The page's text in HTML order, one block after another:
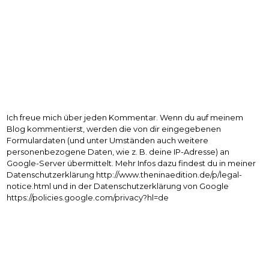
Ich freue mich über jeden Kommentar. Wenn du auf meinem
Blog kommentierst, werden die von dir eingegebenen
Formulardaten (und unter Umständen auch weitere
personenbezogene Daten, wie z. B. deine IP-Adresse) an
Google-Server übermittelt. Mehr Infos dazu findest du in meiner
Datenschutzerklärung http://www.theninaedition.de/p/legal-
notice.html und in der Datenschutzerklärung von Google
https://policies.google.com/privacy?hl=de